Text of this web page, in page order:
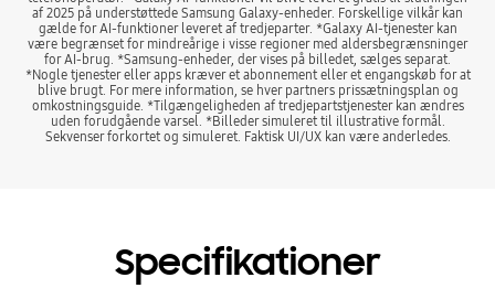
af 2025 på understøttede Samsung Galaxy-enheder. Forskellige vilkår kan
gælde for AI-funktioner leveret af tredjeparter. *Galaxy AI-tjenester kan
være begrænset for mindreårige i visse regioner med aldersbegrænsninger
for AI-brug. *Samsung-enheder, der vises på billedet, sælges separat.
*Nogle tjenester eller apps kræver et abonnement eller et engangskøb for at
blive brugt. For mere information, se hver partners prissætningsplan og
omkostningsguide. *Tilgængeligheden af tredjepartstjenester kan ændres
uden forudgående varsel. *Billeder simuleret til illustrative formål.
Sekvenser forkortet og simuleret. Faktisk UI/UX kan være anderledes.
Specifikationer